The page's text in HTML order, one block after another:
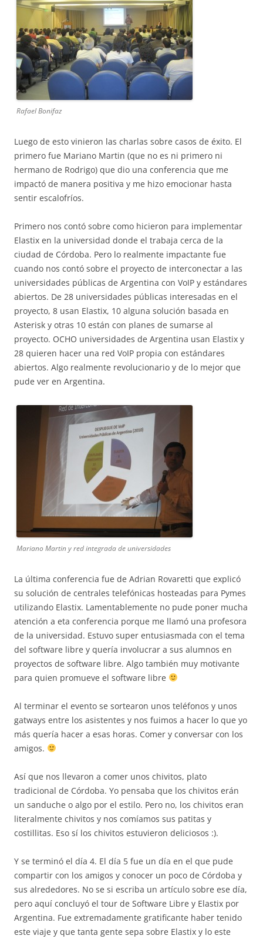
Rafael Bonifaz
Luego de esto vinieron las charlas sobre casos de éxito. El
primero fue Mariano Martin (que no es ni primero ni
hermano de Rodrigo) que dio una conferencia que me
impactó de manera positiva y me hizo emocionar hasta
sentir escalofríos.
Primero nos contó sobre como hicieron para implementar
Elastix en la universidad donde el trabaja cerca de la
ciudad de Córdoba. Pero lo realmente impactante fue
cuando nos contó sobre el proyecto de interconectar a las
universidades públicas de Argentina con VoIP y estándares
abiertos. De 28 universidades públicas interesadas en el
proyecto, 8 usan Elastix, 10 alguna solución basada en
Asterisk y otras 10 están con planes de sumarse al
proyecto. OCHO universidades de Argentina usan Elastix y
28 quieren hacer una red VoIP propia con estándares
abiertos. Algo realmente revolucionario y de lo mejor que
pude ver en Argentina.
Mariano Martin y red integrada de universidades
La última conferencia fue de Adrian Rovaretti que explicó
su solución de centrales telefónicas hosteadas para Pymes
utilizando Elastix. Lamentablemente no pude poner mucha
atención a eta conferencia porque me llamó una profesora
de la universidad. Estuvo super entusiasmada con el tema
del software libre y quería involucrar a sus alumnos en
proyectos de software libre. Algo también muy motivante
para quien promueve el software libre
Al terminar el evento se sortearon unos teléfonos y unos
gatways entre los asistentes y nos fuimos a hacer lo que yo
más quería hacer a esas horas. Comer y conversar con los
amigos.
Así que nos llevaron a comer unos chivitos, plato
tradicional de Córdoba. Yo pensaba que los chivitos erán
un sanduche o algo por el estilo. Pero no, los chivitos eran
literalmente chivitos y nos comíamos sus patitas y
costillitas. Eso sí los chivitos estuvieron deliciosos :).
Y se terminó el día 4. El día 5 fue un día en el que pude
compartir con los amigos y conocer un poco de Córdoba y
sus alrededores. No se si escriba un artículo sobre ese día,
pero aquí concluyó el tour de Software Libre y Elastix por
Argentina. Fue extremadamente gratificante haber tenido
este viaje y que tanta gente sepa sobre Elastix y lo este